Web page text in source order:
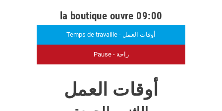
la boutique ouvre 09:00
Temps de travaille - أوقات العمل
Pause - راحة
أوقات العمل